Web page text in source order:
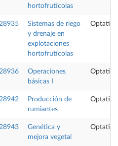
hortofrutícolas
28935
Sistemas de riego
y drenaje en
explotaciones
hortofrutícolas
Optativa
28936
Operaciones
básicas I
Optativa
28942
Producción de
rumiantes
Optativa
28943
Genética y
mejora vegetal
Optativa